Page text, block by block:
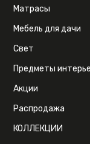
Матрасы
Мебель для дачи
Свет
Предметы
Акции
Распродажа
КОЛЛЕКЦИИ